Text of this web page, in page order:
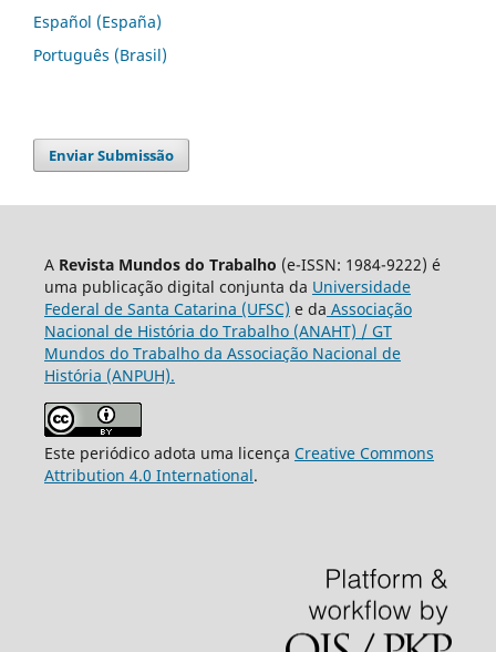
Español (España)
Português (Brasil)
Enviar Submissão
A Revista Mundos do Trabalho (e-ISSN: 1984-9222) é
uma publicação digital conjunta da Universidade
Federal de Santa Catarina (UFSC) e da Associação
Nacional de História do Trabalho (ANAHT) / GT
Mundos do Trabalho da Associação Nacional de
História (ANPUH).
Este periódico adota uma licença Creative Commons
Attribution 4.0 International.